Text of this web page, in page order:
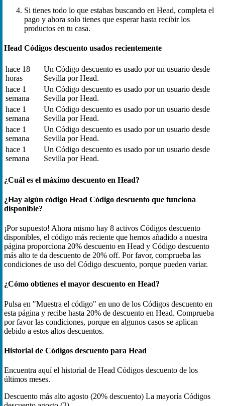
Si tienes todo lo que estabas buscando en Head, completa el
pago y ahora solo tienes que esperar hasta recibir los
productos en tu casa.
Head Códigos descuento usados recientemente
hace 18
horas
Un Código descuento es usado por un usuario desde
Sevilla por Head.
hace 1
semana
Un Código descuento es usado por un usuario desde
Sevilla por Head.
hace 1
semana
Un Código descuento es usado por un usuario desde
Sevilla por Head.
hace 1
semana
Un Código descuento es usado por un usuario desde
Sevilla por Head.
hace 1
semana
Un Código descuento es usado por un usuario desde
Sevilla por Head.
¿Cuál es el máximo descuento en Head?
¿Hay algún código Head Código descuento que funciona
disponible?
¡Por supuesto! Ahora mismo hay 8 activos Códigos descuento
disponibles, el código más reciente que hemos añadido a nuestra
página proporciona 20% descuento en Head y Código descuento
más alto te da descuento de 20% off. Por favor, comprueba las
condiciones de uso del Código descuento, porque pueden variar.
¿Cómo obtienes el mayor descuento en Head?
Pulsa en "Muestra el código" en uno de los Códigos descuento en
esta página y recibe hasta 20% de descuento en Head. Comprueba
por favor las condiciones, porque en algunos casos se aplican
debido a estos altos descuentos.
Historial de Códigos descuento para Head
Encuentra aquí el historial de Head Códigos descuento de los
últimos meses.
Descuento más alto agosto (20% descuento) La mayoría Códigos